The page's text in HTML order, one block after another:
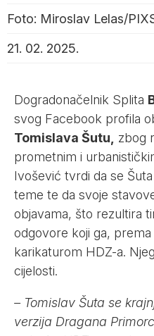
Foto: Miroslav Lelas/
21. 02. 2025.
Dogradonačelnik Splita
svog Facebook profila
Tomislava Šutu,
zbog
prometnim i
Ivošević tvrdi da se
teme te da svoje
objavama, što rezultira
odgovore koji ga,
karikaturom HDZ-a.
cijelosti.
– Tomislav Šuta se
verzija Dragana